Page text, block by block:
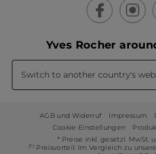
Yves Rocher
Switch to another country's
AGB und Widerruf Impressum
Cookie-Einstellungen
* Preise inkl. gesetzl. MwSt.
(1) Preisvorteil: Im Vergleich zu